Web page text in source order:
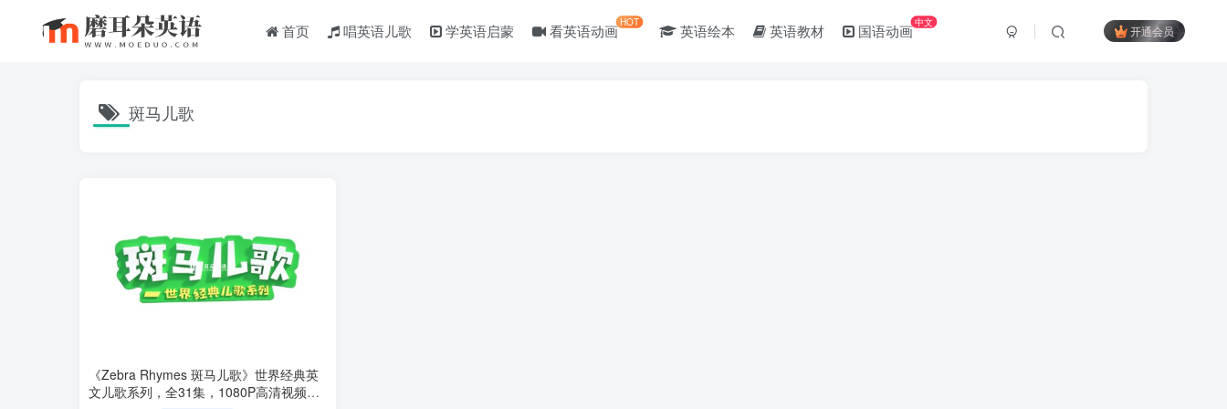
首页 唱英语儿歌 学英语启蒙 看英语动画HOT 英语绘本 英语教材 国语动画中文
开通会员
斑马儿歌
《Zebra Rhymes 斑马儿歌》世界经典英
文儿歌系列，全31集，1080P高清视频带